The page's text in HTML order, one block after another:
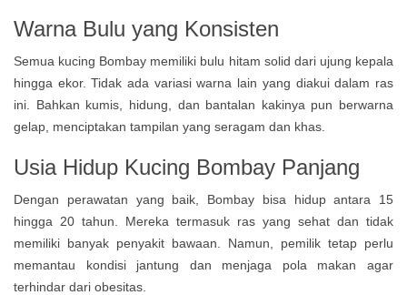
Warna Bulu yang Konsisten
Semua kucing Bombay memiliki bulu hitam solid dari ujung kepala
hingga ekor. Tidak ada variasi warna lain yang diakui dalam ras
ini. Bahkan kumis, hidung, dan bantalan kakinya pun berwarna
gelap, menciptakan tampilan yang seragam dan khas.
Usia Hidup Kucing Bombay Panjang
Dengan perawatan yang baik, Bombay bisa hidup antara 15
hingga 20 tahun. Mereka termasuk ras yang sehat dan tidak
memiliki banyak penyakit bawaan. Namun, pemilik tetap perlu
memantau kondisi jantung dan menjaga pola makan agar
terhindar dari obesitas.